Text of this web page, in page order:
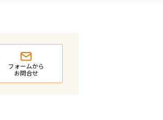
フォームから
お問合せ